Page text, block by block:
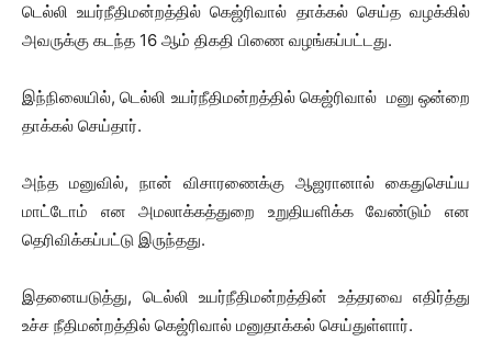
டெல்லி உயர்நீதிமன்றத்தில் கெஜ்ரிவால் தாக்கல் செய்த வழக்கில்
அவருக்கு கடந்த 16 ஆம் திகதி பிணை வழங்கப்பட்டது.
இந்நிலையில், டெல்லி உயர்நீதிமன்றத்தில் கெஜ்ரிவால் மனு ஒன்றை
தாக்கல் செய்தார்.
அந்த மனுவில், நான் விசாரணைக்கு ஆஜரானால் கைதுசெய்ய
மாட்டோம் என அமலாக்கத்துறை உறுதியளிக்க வேண்டும் என
தெரிவிக்கப்பட்டு இருந்தது.
இதனையடுத்து, டெல்லி உயர்நீதிமன்றத்தின் உத்தரவை எதிர்த்து
உச்ச நீதிமன்றத்தில் கெஜ்ரிவால் மனுதாக்கல் செய்துள்ளார்.